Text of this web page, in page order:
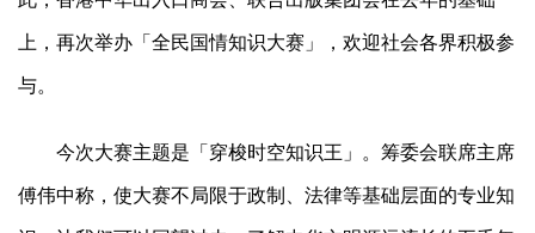
上，再次举办「全民国情知识大赛」，欢迎社会各界积极参
与。
今次大赛主题是「穿梭时空知识王」。筹委会联席主席
傅伟中称，使大赛不局限于政制、法律等基础层面的专业知